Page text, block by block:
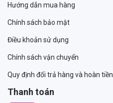
Hướng dẫn mua hàng
Chính sách bảo mật
Điều khoản sử dụng
Chính sách vận chuyển
Quy định đổi trả hàng và hoàn tiền
Thanh toán